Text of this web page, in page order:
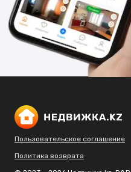
Пользовательское соглашение
Политика возврата